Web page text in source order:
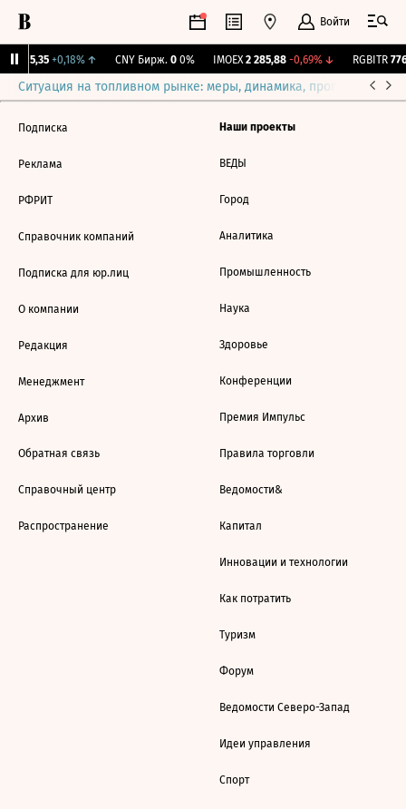
Войти
115,35 +0,18%↑ CNY Бирж. 0 0% IMOEX 2 285,88 -0,69%↓ RGBITR
Ситуация на топливном рынке: меры, динамика, прогнозы
Подписка
Реклама
РФРИТ
Справочник компаний
Подписка для юр.лиц
О компании
Редакция
Менеджмент
Архив
Обратная связь
Справочный центр
Распространение
Наши проекты
ВЕДЫ
Город
Аналитика
Промышленность
Наука
Здоровье
Конференции
Премия Импульс
Правила торговли
Ведомости&
Капитал
Инновации и технологии
Как потратить
Туризм
Форум
Ведомости Северо-Запад
Идеи управления
Спорт